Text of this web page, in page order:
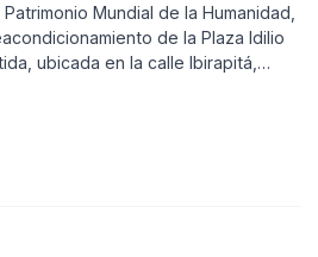
Mundial de la Humanidad,
de la Plaza Idilio
ubicada en la calle Ibirapitá,
Rubens Olascoaga (ex Estación de